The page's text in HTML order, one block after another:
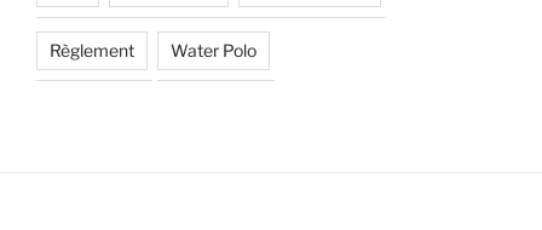
Règlement Water Polo